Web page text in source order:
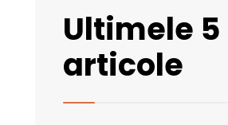
Ultimele 5
articole